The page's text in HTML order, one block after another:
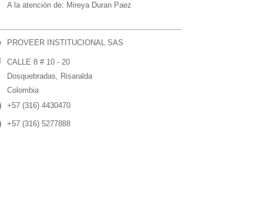
A la atención de: Mireya Duran Paez
PROVEER INSTITUCIONAL SAS
CALLE 8 # 10 - 20
Dosquebradas, Risaralda
Colombia
+57 (316) 4430470
+57 (316) 5277888